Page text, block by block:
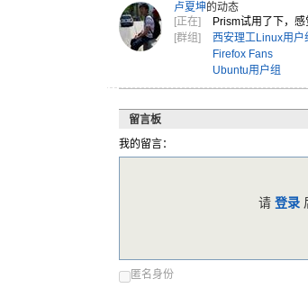
卢夏坤的动态
[正在]
Prism试用了下，感
[群组]
西安理工Linux用户
Firefox Fans
Ubuntu用户组
留言板
我的留言：
匿名身份
请登录